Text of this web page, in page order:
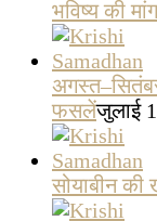
भविष्य की मांग
फसलेंजुलाई
सोयाबीन की